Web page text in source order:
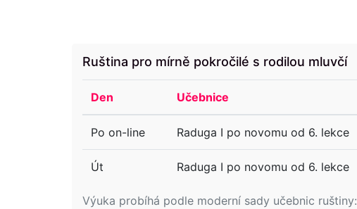
Ruština pro mírně pokročilé s rodilou mluvčí
Výuka probíhá podle moderní sady učebnic ruštiny:
Den Učebnice
Po on-line Raduga I po novomu od 6. lekce
Út Raduga I po novomu od 6. lekce